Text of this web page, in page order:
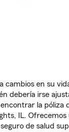
cambios en su
debería irse
la póliza
IL.
de salud